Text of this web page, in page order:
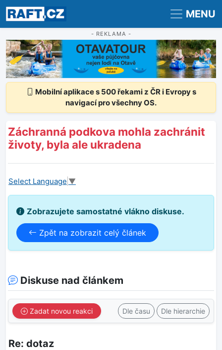
Registrace Přihlášení MENU
- REKLAMA -
Mobilní aplikace s 500 řekami z ČR i Evropy s
navigací pro všechny OS.
Záchranná podkova mohla zachránit
životy, byla ale ukradena
Select Language ▼
Zobrazujete samostatné vlákno diskuse.
Zpět na zobrazit celý článek
Diskuse nad článkem
Zadat novou reakci Dle času Dle hierarchie
Re: dotaz